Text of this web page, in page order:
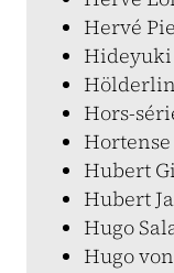
Hervé
Hideyuki
Hors-
Hubert
Hubert
Hugo
Hugo